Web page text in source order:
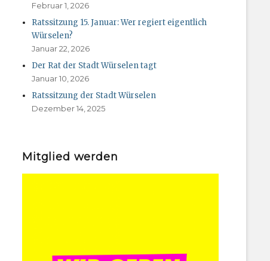
Februar 1, 2026
Ratssitzung 15. Januar: Wer regiert eigentlich
Würselen?
Januar 22, 2026
Der Rat der Stadt Würselen tagt
Januar 10, 2026
Ratssitzung der Stadt Würselen
Dezember 14, 2025
Mitglied werden